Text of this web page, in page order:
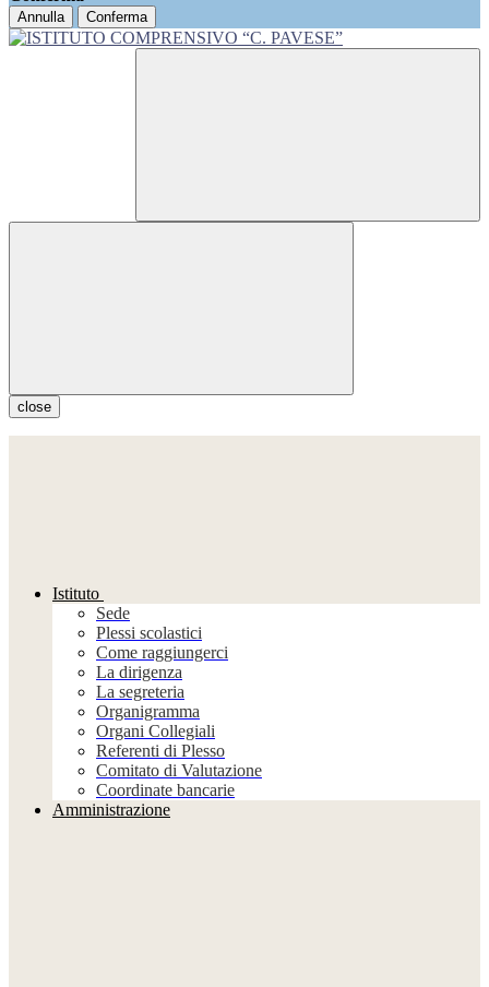
Annulla Conferma
close
Istituto
Sede
Plessi scolastici
Come raggiungerci
La dirigenza
La segreteria
Organigramma
Organi Collegiali
Referenti di Plesso
Comitato di Valutazione
Coordinate bancarie
Amministrazione